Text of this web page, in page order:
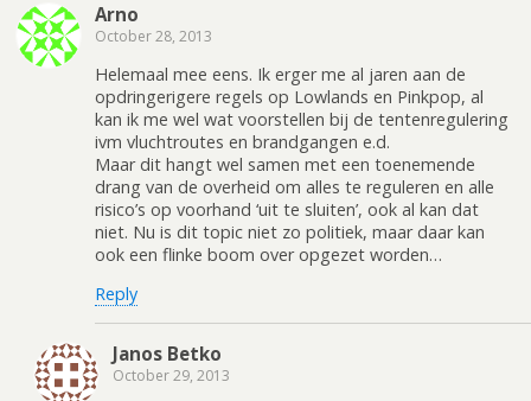
Arno
October 28, 2013
Helemaal mee eens. Ik erger me al jaren aan de
opdringerigere regels op Lowlands en Pinkpop, al
kan ik me wel wat voorstellen bij de tentenregulering
ivm vluchtroutes en brandgangen e.d.
Maar dit hangt wel samen met een toenemende
drang van de overheid om alles te reguleren en alle
risico’s op voorhand ‘uit te sluiten’, ook al kan dat
niet. Nu is dit topic niet zo politiek, maar daar kan
ook een flinke boom over opgezet worden…
Reply
Janos Betko
October 29, 2013